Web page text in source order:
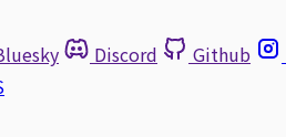
Discord Github